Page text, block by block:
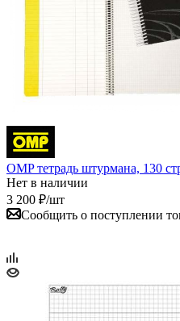
OMP тетрадь штурмана, 130
Нет в наличии
3 200 ₽/шт
Сообщить о поступлении